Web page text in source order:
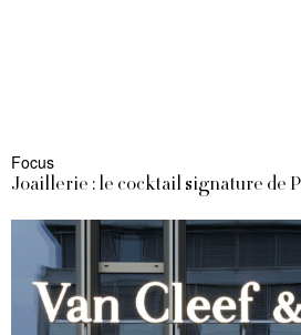
Focus
Joaillerie : le cocktail signature de